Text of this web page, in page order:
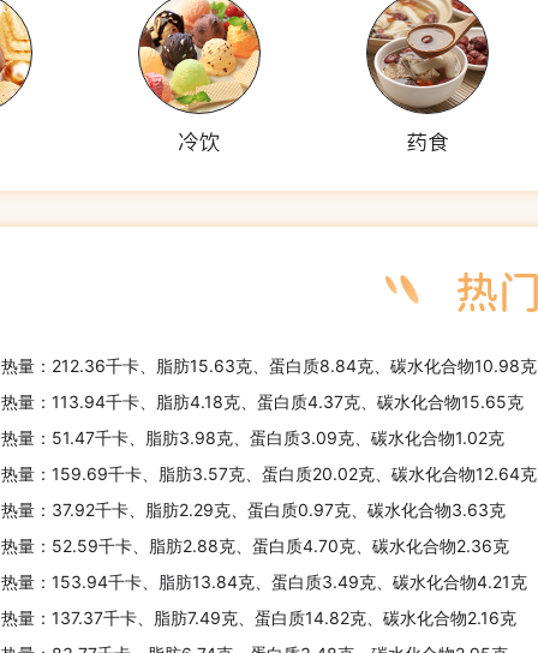
冷饮 药食
热量：212.36千卡、脂肪15.63克、蛋白质8.84克、碳水化合物10.98克
热量：113.94千卡、脂肪4.18克、蛋白质4.37克、碳水化合物15.65克
热量：51.47千卡、脂肪3.98克、蛋白质3.09克、碳水化合物1.02克
热量：159.69千卡、脂肪3.57克、蛋白质20.02克、碳水化合物12.64克
热量：37.92千卡、脂肪2.29克、蛋白质0.97克、碳水化合物3.63克
热量：52.59千卡、脂肪2.88克、蛋白质4.70克、碳水化合物2.36克
热量：153.94千卡、脂肪13.84克、蛋白质3.49克、碳水化合物4.21克
热量：137.37千卡、脂肪7.49克、蛋白质14.82克、碳水化合物2.16克